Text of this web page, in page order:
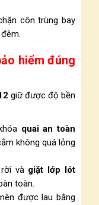
côn trùng bay
hiểm đúng
giữ được độ bền
quai an toàn
không quá lỏng
và giặt lớp lót
toàn.
được lau bằng